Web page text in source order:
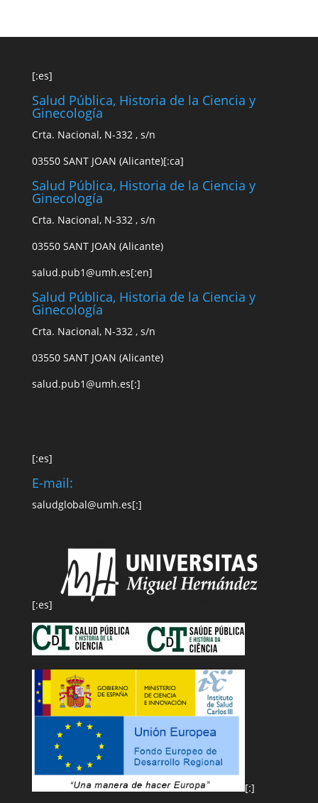
[:es]
Salud Pública, Historia de la Ciencia y
Ginecología
Crta. Nacional, N-332 , s/n
03550 SANT JOAN (Alicante)[:ca]
Salud Pública, Historia de la Ciencia y
Ginecología
Crta. Nacional, N-332 , s/n
03550 SANT JOAN (Alicante)
salud.pub1@umh.es[:en]
Salud Pública, Historia de la Ciencia y
Ginecología
Crta. Nacional, N-332 , s/n
03550 SANT JOAN (Alicante)
salud.pub1@umh.es[:]
[:es]
E-mail:
saludglobal@umh.es[:]
[:es]
[:]